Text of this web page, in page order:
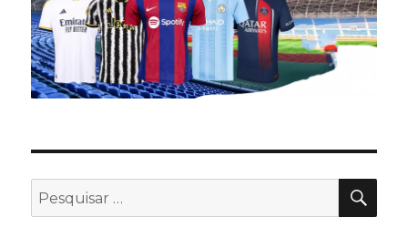
Pesquisar
por: